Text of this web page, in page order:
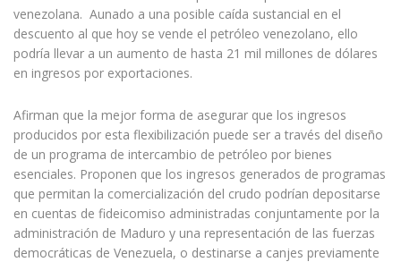
venezolana. Aunado a una posible caída sustancial en el
descuento al que hoy se vende el petróleo venezolano, ello
podría llevar a un aumento de hasta 21 mil millones de dólares
en ingresos por exportaciones.
Afirman que la mejor forma de asegurar que los ingresos
producidos por esta flexibilización puede ser a través del diseño
de un programa de intercambio de petróleo por bienes
esenciales. Proponen que los ingresos generados de programas
que permitan la comercialización del crudo podrían depositarse
en cuentas de fideicomiso administradas conjuntamente por la
administración de Maduro y una representación de las fuerzas
democráticas de Venezuela, o destinarse a canjes previamente